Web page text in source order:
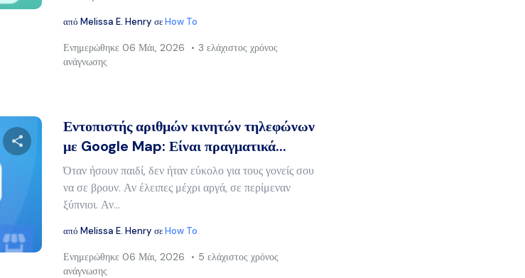
απόMelissa E. Henry σεHow To
Ενημερώθηκε 06 Μάι, 2026
3 ελάχιστος χρόνος
ανάγνωσης
Μοιραστείτε αυτό το άρθρο
Twitter Facebook Αντιγραφή συνδέσμου
Εντοπιστής αριθμών κινητών τηλεφώνων
με Google Map: Είναι πραγματικά...
Όταν ήσουν παιδί, δεν ήταν εύκολο για τους γονείς σου
να σε βρουν. Αν έλειπες μέχρι αργά, σε περίμεναν
ξύπνιοι. Αν...
απόMelissa E. Henry σεHow To
Ενημερώθηκε 06 Μάι, 2026
5 ελάχιστος χρόνος
ανάγνωσης